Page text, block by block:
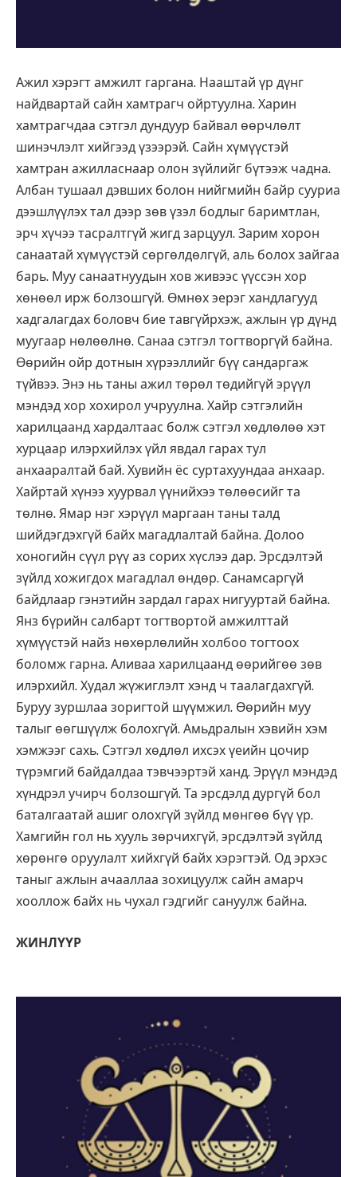
Ажил хэрэгт амжилт гаргана. Нааштай үр дүнг
найдвартай сайн хамтрагч ойртуулна. Харин
хамтрагчдаа сэтгэл дундуур байвал өөрчлөлт
шинэчлэлт хийгээд үзээрэй. Сайн хүмүүстэй
хамтран ажилласнаар олон зүйлийг бүтээж чадна.
Албан тушаал дэвших болон нийгмийн байр сууриа
дээшлүүлэх тал дээр зөв үзэл бодлыг баримтлан,
эрч хүчээ тасралтгүй жигд зарцуул. Зарим хорон
санаатай хүмүүстэй сөргөлдөлгүй, аль болох зайгаа
барь. Муу санаатнуудын хов живээс үүссэн хор
хөнөөл ирж болзошгүй. Өмнөх эерэг хандлагууд
хадгалагдах боловч бие тавгүйрхэж, ажлын үр дүнд
муугаар нөлөөлнө. Санаа сэтгэл тогтворгүй байна.
Өөрийн ойр дотнын хүрээллийг бүү сандаргаж
түйвээ. Энэ нь таны ажил төрөл төдийгүй эрүүл
мэндэд хор хохирол учруулна. Хайр сэтгэлийн
харилцаанд хардалтаас болж сэтгэл хөдлөлөө хэт
хурцаар илэрхийлэх үйл явдал гарах тул
анхааралтай бай. Хувийн ёс суртахуундаа анхаар.
Хайртай хүнээ хуурвал үүнийхээ төлөөсийг та
төлнө. Ямар нэг хэрүүл маргаан таны талд
шийдэгдэхгүй байх магадлалтай байна. Долоо
хоногийн сүүл рүү аз сорих хүслээ дар. Эрсдэлтэй
зүйлд хожигдох магадлал өндөр. Санамсаргүй
байдлаар гэнэтийн зардал гарах нигууртай байна.
Янз бүрийн салбарт тогтвортой амжилттай
хүмүүстэй найз нөхөрлөлийн холбоо тогтоох
боломж гарна. Аливаа харилцаанд өөрийгөө зөв
илэрхийл. Худал жүжиглэлт хэнд ч таалагдахгүй.
Буруу зуршлаа зоригтой шүүмжил. Өөрийн муу
талыг өөгшүүлж болохгүй. Амьдралын хэвийн хэм
хэмжээг сахь. Сэтгэл хөдлөл ихсэх үеийн цочир
түрэмгий байдалдаа тэвчээртэй ханд. Эрүүл мэндэд
хүндрэл учирч болзошгүй. Та эрсдэлд дургүй бол
баталгаатай ашиг олохгүй зүйлд мөнгөө бүү үр.
Хамгийн гол нь хууль зөрчихгүй, эрсдэлтэй зүйлд
хөрөнгө оруулалт хийхгүй байх хэрэгтэй. Од эрхэс
таныг ажлын ачааллаа зохицуулж сайн амарч
хооллож байх нь чухал гэдгийг сануулж байна.
ЖИНЛҮҮР